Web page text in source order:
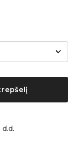
d.d.